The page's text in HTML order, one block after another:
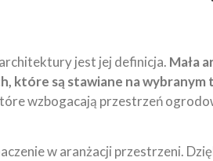
jest jej definicja. Mała
które są stawiane na wybranym
wzbogacają przestrzeń
w aranżacji przestrzeni.